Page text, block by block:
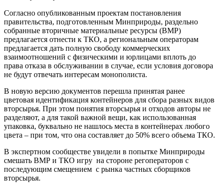
Согласно опубликованным проектам постановления
правительства, подготовленным Минприроды, раздельно
собранные вторичные материальные ресурсы (ВМР)
предлагается отнести к ТКО, а региональным операторам
предлагается дать полную свободу коммерческих
взаимоотношений с физическими и юрлицами вплоть до
права отказа в обслуживании в случае, если условия договора
не будут отвечать интересам монополиста.
В новую версию документов перешла принятая ранее
цветовая идентификация контейнеров для сбора разных видов
вторсырья. При этом понятия вторсырья и отходов авторы не
разделяют, а для такой важной вещи, как использованная
упаковка, буквально не нашлось места в контейнерах любого
цвета – при том, что она составляет до 50% всего объема ТКО.
В экспертном сообществе увидели в попытке Минприроды
смешать ВМР и ТКО игру на стороне регоператоров с
последующим смещением с рынка частных сборщиков
вторсырья.